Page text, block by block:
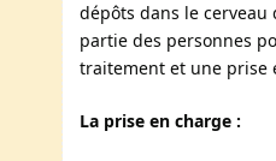
dépôts dans le
partie des personnes
traitement et une prise
La prise en charge :